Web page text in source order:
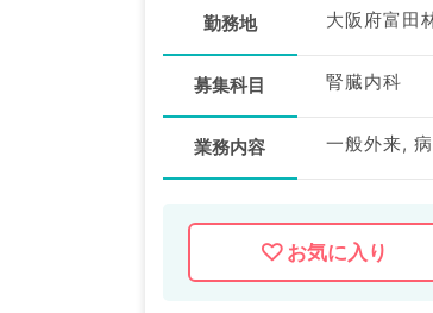
勤務地 大阪府富田
募集科目 腎臓内科
業務内容 一般外来,
お気に入り